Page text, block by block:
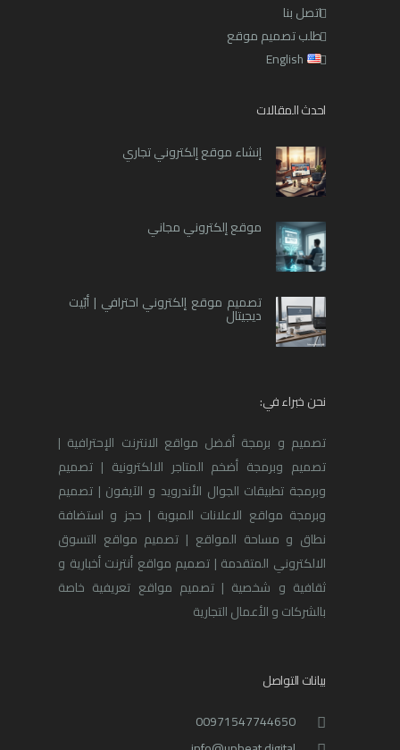
اتصل بنا
طلب تصميم موقع
English
احدث المقالات
إنشاء موقع إلكتروني تجاري
موقع إلكتروني مجاني
تصميم موقع إلكتروني احترافي | أبّيت
ديجيتال
نحن خبراء في:
تصميم و برمجة أفضل مواقع الانترنت الإحترافية |
تصميم وبرمجة أضخم المتاجر الالكترونية | تصميم
وبرمجة تطبيقات الجوال الأندرويد و الآيفون | تصميم
وبرمجة مواقع الاعلانات المبوبة | حجز و استضافة
نطاق و مساحة المواقع | تصميم مواقع التسوق
الالكتروني المتقدمة | تصميم مواقع أنترنت أخبارية و
ثقافية و شخصية | تصميم مواقع تعريفية خاصة
بالشركات و الأعمال التجارية
بيانات التواصل
00971547744650